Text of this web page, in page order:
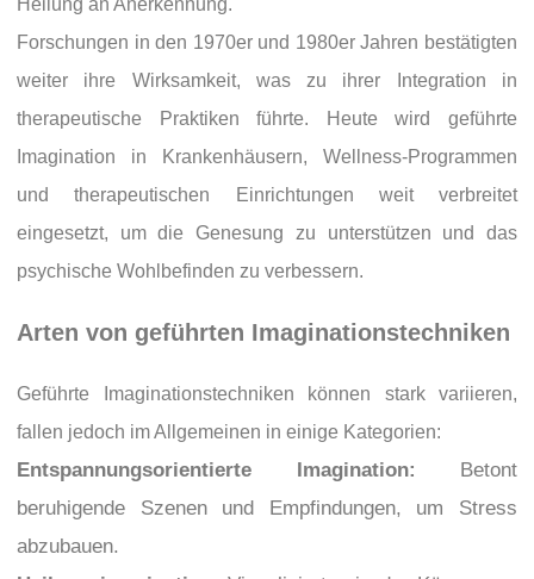
Forschungen in den 1970er und 1980er Jahren bestätigten
weiter ihre Wirksamkeit, was zu ihrer Integration in
therapeutische Praktiken führte. Heute wird geführte
Imagination in Krankenhäusern, Wellness-Programmen
und therapeutischen Einrichtungen weit verbreitet
eingesetzt, um die Genesung zu unterstützen und das
psychische Wohlbefinden zu verbessern.
Arten von geführten Imaginationstechniken
Geführte Imaginationstechniken können stark variieren,
fallen jedoch im Allgemeinen in einige Kategorien:
Entspannungsorientierte Imagination: Betont
beruhigende Szenen und Empfindungen, um Stress
abzubauen.